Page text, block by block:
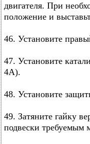
двигателя. При
положение и
46. Установите
47. Установите
4А).
48. Установите
49. Затяните гайку
подвески требуемым